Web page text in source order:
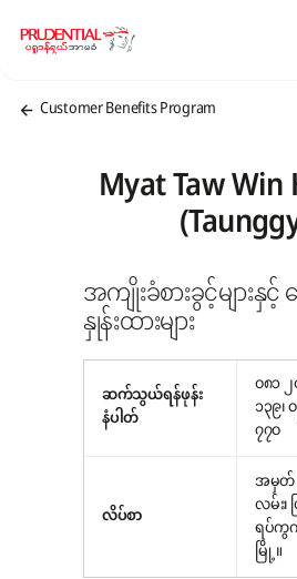
Customer Benefits Program
Myat Taw
အကျိုးခံစားခွင့်များနှင့်
နှုန်းထားများ
ဆက်သွယ်ရန်ဖုန်း
နံပါတ်
၀၈၁
၁၃၉၊
၇၇၀
လိပ်စာ
အမှတ်
လမ်း
ရပ်ကွ
မြို့။